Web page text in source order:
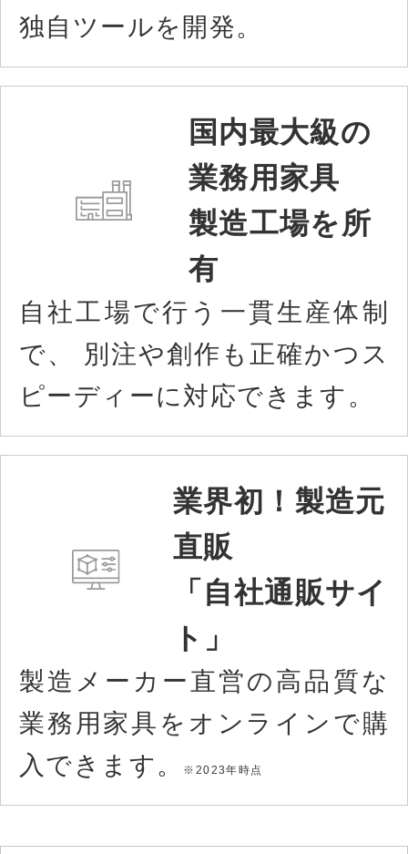
独自ツールを開発。
国内最大級の
業務用家具
製造工場を所
有
自社工場で行う一貫生産体制
で、 別注や創作も正確かつス
ピーディーに対応できます。
業界初！製造元
直販
「自社通販サイ
ト」
製造メーカー直営の高品質な
業務用家具をオンラインで購
入できます。
※2023年時点